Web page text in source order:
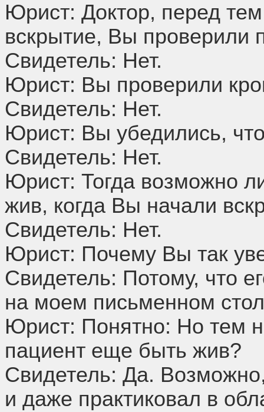
Юрист: Доктор, перед
вскрытие, Вы проверили
Свидетель: Нет.
Юрист: Вы проверили
Свидетель: Нет.
Юрист: Вы убедились,
Свидетель: Нет.
Юрист: Тогда возможно
жив, когда Вы начали
Свидетель: Нет.
Юрист: Почему Вы так
Свидетель: Потому, что
на моем письменном
Юрист: Понятно: Но тем
пациент еще быть жив?
Свидетель: Да.
и даже практиковал в